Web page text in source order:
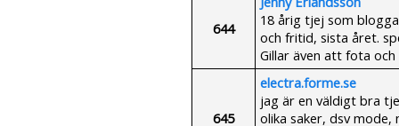
644
18 årig tjej som
och fritid, sista året.
Gillar även att fota
645
electra.forme.se
jag är en väldigt bra
olika saker, dsv